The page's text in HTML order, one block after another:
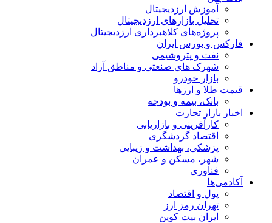
آموزش ارزدیجیتال
تحلیل بازارهای ارزدیجیتال
پروژه‌های کلاهبرداری ارزدیجیتال
فارکس و بورس ایران
نفت و پتروشیمی
شهرک های صنعتی و مناطق آزاد
بازار خودرو
قیمت طلا و ارزها
بانک، بیمه و بودجه
اخبار بازار تجارت
کارآفرینی و بازاریابی
اقتصاد گردشگری
پزشکی، بهداشت و زیبایی
شهر، مسکن و عمران
فناوری
آکادمی‌ها
پول و اقتصاد
تهران رمز ارز
ایران بیت کوین